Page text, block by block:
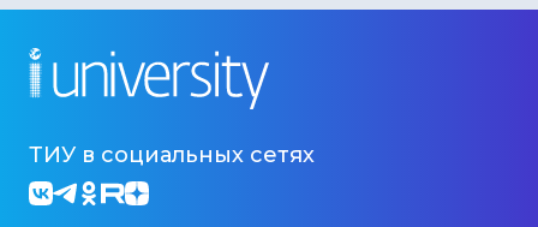
ТИУ в социальных сетях